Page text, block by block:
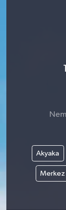
Akyaka
Merkez